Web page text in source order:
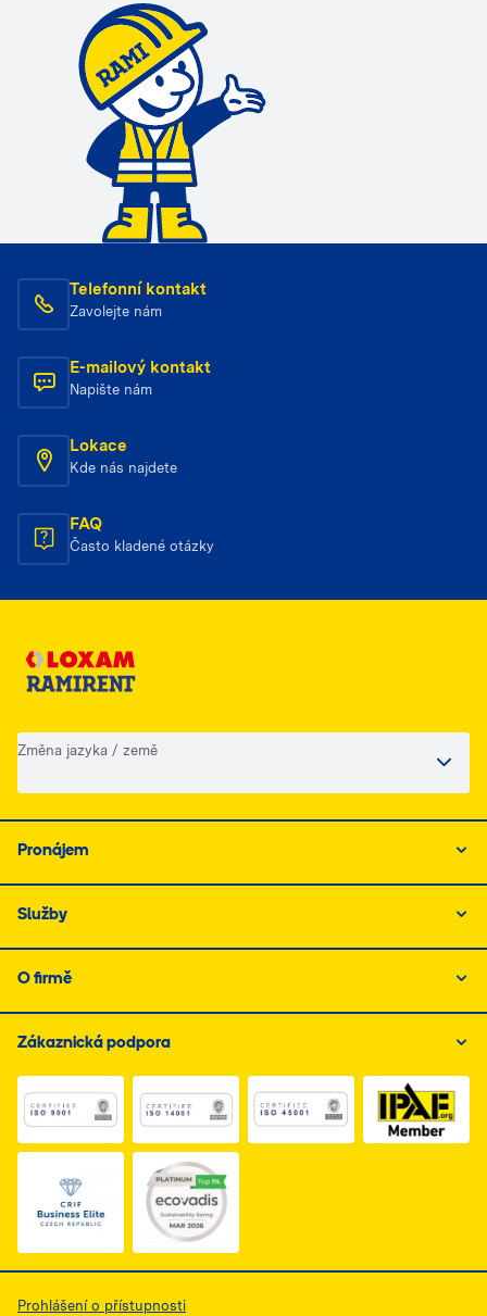
Telefonní kontakt
Zavolejte nám
E-mailový kontakt
Napište nám
Lokace
Kde nás najdete
FAQ
Často kladené otázky
Změna jazyka / země
Pronájem
Služby
O firmě
Zákaznická podpora
Link do dokumentu PDF z certyfikatem ISO 1, otwiera
Link do dokumentu PDF z certyfikatem
Link do dokumentu
Link do dokumentu PDF z certyfikatem Business
Prohlášení o přístupnosti